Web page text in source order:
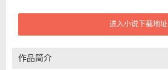
进入小说下载地址
作品简介